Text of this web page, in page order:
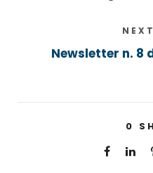
Newsletter n. 8
0